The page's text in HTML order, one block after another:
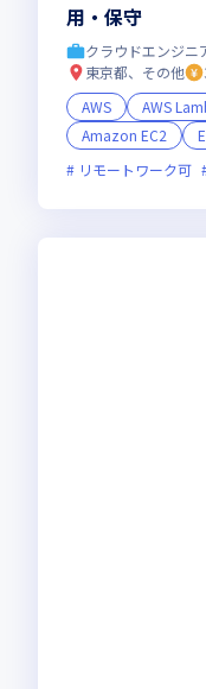
用・保守
クラウドエンジニ
東京都、その他
AWS
AWS
Amazon EC2
リモートワーク可